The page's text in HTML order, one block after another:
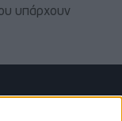
υπάρχουν